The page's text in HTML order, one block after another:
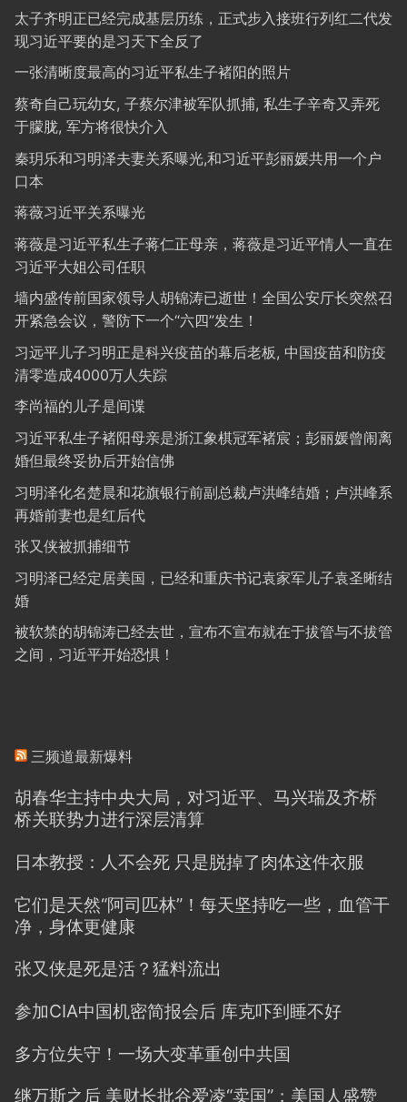
太子齐明正已经完成基层历练，正式步入接班行列红二代发
现习近平要的是习天下全反了
一张清晰度最高的习近平私生子褚阳的照片
蔡奇自己玩幼女, 子蔡尔津被军队抓捕, 私生子辛奇又弄死
于朦胧, 军方将很快介入
秦玥乐和习明泽夫妻关系曝光,和习近平彭丽媛共用一个户
口本
蒋薇习近平关系曝光
蒋薇是习近平私生子蒋仁正母亲，蒋薇是习近平情人一直在
习近平大姐公司任职
墙内盛传前国家领导人胡锦涛已逝世！全国公安厅长突然召
开紧急会议，警防下一个“六四”发生！
习远平儿子习明正是科兴疫苗的幕后老板, 中国疫苗和防疫
清零造成4000万人失踪
李尚福的儿子是间谍
习近平私生子褚阳母亲是浙江象棋冠军褚宸；彭丽媛曾闹离
婚但最终妥协后开始信佛
习明泽化名楚晨和花旗银行前副总裁卢洪峰结婚；卢洪峰系
再婚前妻也是红后代
张又侠被抓捕细节
习明泽已经定居美国，已经和重庆书记袁家军儿子袁圣晰结
婚
被软禁的胡锦涛已经去世，宣布不宣布就在于拔管与不拔管
之间，习近平开始恐惧！
三频道最新爆料
胡春华主持中央大局，对习近平、马兴瑞及齐桥
桥关联势力进行深层清算
日本教授：人不会死 只是脱掉了肉体这件衣服
它们是天然“阿司匹林”！每天坚持吃一些，血管干
净，身体更健康
张又侠是死是活？猛料流出
参加CIA中国机密简报会后 库克吓到睡不好
多方位失守！一场大变革重创中共国
继万斯之后 美财长批谷爱凌“卖国”；美国人盛赞